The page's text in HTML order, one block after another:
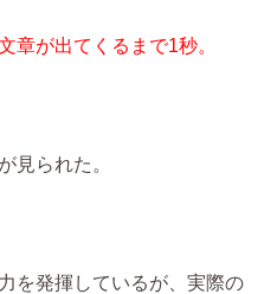
章が出てくるまで1秒。
見られた。
を発揮しているが、実際の